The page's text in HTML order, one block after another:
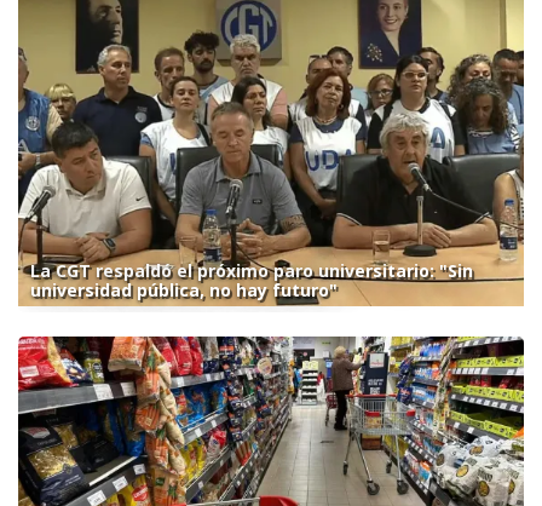
La CGT respaldó el próximo paro universitario: "Sin
universidad pública, no hay futuro"